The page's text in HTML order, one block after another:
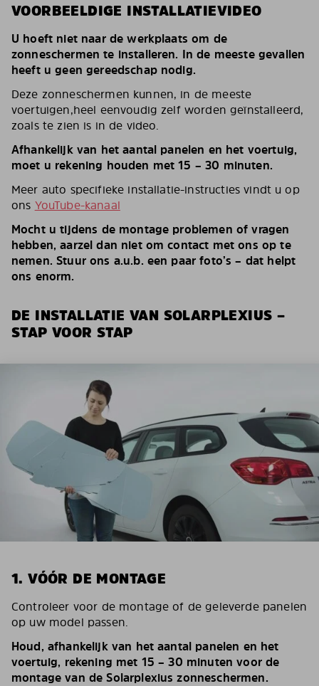
VOORBEELDIGE INSTALLATIEVIDEO
U hoeft niet naar de werkplaats om de
zonneschermen te installeren. In de meeste gevallen
heeft u geen gereedschap nodig.
Deze zonneschermen kunnen, in de meeste
voertuigen,heel eenvoudig zelf worden geïnstalleerd,
zoals te zien is in de video.
Afhankelijk van het aantal panelen en het voertuig,
moet u rekening houden met 15 – 30 minuten.
Meer auto specifieke installatie-instructies vindt u op
ons YouTube-kanaal
Mocht u tijdens de montage problemen of vragen
hebben, aarzel dan niet om contact met ons op te
nemen. Stuur ons a.u.b. een paar foto’s – dat helpt
ons enorm.
DE INSTALLATIE VAN SOLARPLEXIUS –
STAP VOOR STAP
1. VÓÓR DE MONTAGE
Controleer voor de montage of de geleverde panelen
op uw model passen.
Houd, afhankelijk van het aantal panelen en het
voertuig, rekening met 15 – 30 minuten voor de
montage van de Solarplexius zonneschermen.